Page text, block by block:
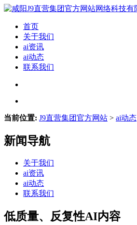
首页
关于我们
ai资讯
ai动态
联系我们
当前位置: J9直营集团官方网站 > ai动态
新闻导航
关于我们
ai资讯
ai动态
联系我们
低质量、反复性AI内容